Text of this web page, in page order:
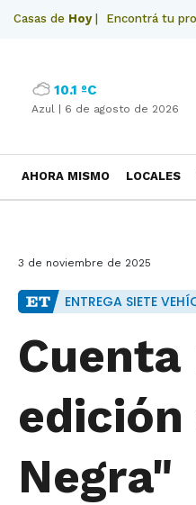
Casas de Hoy| Encontrá tu
10.1 ºC
Azul | 6 de agosto de 2026
AHORA MISMO LOCALES
3 de noviembre de 2025
ENTREGA SIETE
Negra"